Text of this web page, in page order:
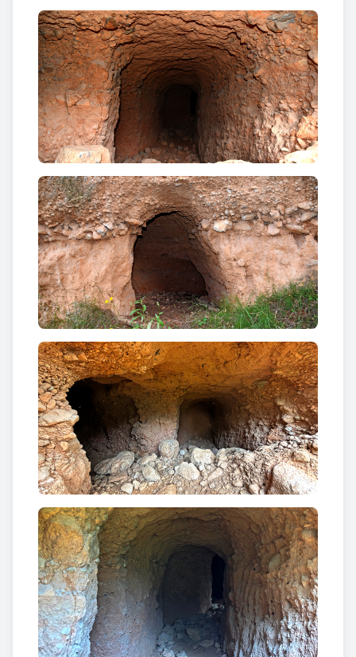
a 11.000. Dormien en una màrfega de panollots, les
dones en una habitació i els homes en una altra. En
un cistellet o un sac portaven el menjar i la roba que
necessitaven. L’aigua era escassa. A l’hivern els
homes havien d’anar en les aixades a la basseta a
trencar el gel per poder omplir el pitxells d’aigua per
dinar. A l’estiu, també l’anaven a buscar a la basseta
i posaven un drap a la gàrgola del pitxell i amb un
pot l’anaven omplint; així les brosses i tot el que hi
hagués quedava es quedava al drap».
«El més pesat era carregar els camions. Els homes a
baix i una dona de cada colla a dalt. Havien de
carregar els cabassos que pesaven 35 quilos. Els
camioners s’encarregaven de transportar-la a les
falta, els mateixos miners carregaven els vagons
d’uns 10.000 quilos de terra a palades i cobraven 35
pessetes per aquesta faena...».
«Durant els cinc anys després de la guerra van rebre
«el subministre» en forma d’uns 10 quilos de farina
per treballador i la meitat de la família al seu càrrec,
patates, abadejo, oli, fideus, cansalada i cafè, segons
els mesos. Si renunciaven al cafè, a canvi, rebien oli
o farina. Els descomptaven del sou l’import dels
productes i els hi sortia a compte perquè a les
botigues no hi havia gaire cosa o era més car; així
menjaven millor».